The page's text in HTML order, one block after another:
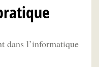
dans l’informatique